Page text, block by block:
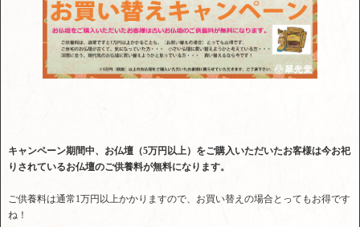
キャンペーン期間中、お仏壇（5万円以上）をご購入いただいたお客様は今お祀
りされているお仏壇のご供養料が無料になります。
ご供養料は通常1万円以上かかりますので、お買い替えの場合とってもお得です
ね！